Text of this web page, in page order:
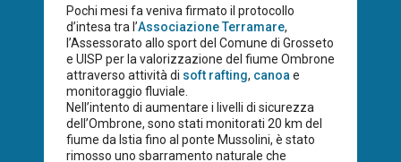
Pochi mesi fa veniva firmato il protocollo
d’intesa tra l’Associazione Terramare,
l’Assessorato allo sport del Comune di Grosseto
e UISP per la valorizzazione del fiume Ombrone
attraverso attività di soft rafting, canoa e
monitoraggio fluviale.
Nell’intento di aumentare i livelli di sicurezza
dell’Ombrone, sono stati monitorati 20 km del
fiume da Istia fino al ponte Mussolini, è stato
rimosso uno sbarramento naturale che